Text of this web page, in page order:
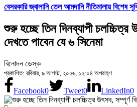
বেসরকারি জ্বালানি তেল আমদানি নীতিমালায় বিশেষ
শুরু হচ্ছে তিন দিনব্যাপী চলচ্চিত্র
দেখতে পাবেন যে ৬ সিনেমা
বিনোদন ডেস্ক
প্রকাশিত: রবিবার, ৯ আগস্ট, ২০২৬, ১২:০৪ অপরাহ্ণ
Facebook0 Tweet0 LinkedIn0